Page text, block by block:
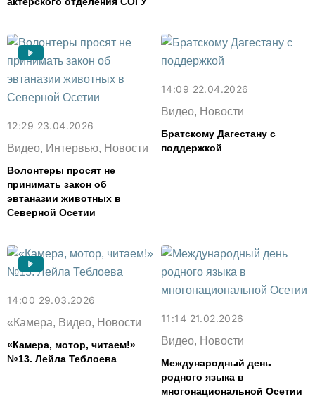
12:29 23.04.2026
Видео, Интервью, Новости
Волонтеры просят не
принимать закон об
эвтаназии животных в
Северной Осетии
14:09 22.04.2026
Видео, Новости
Братскому Дагестану с
поддержкой
14:00 29.03.2026
«Камера, Видео, Новости
«Камера, мотор, читаем!»
№13. Лейла Теблоева
11:14 21.02.2026
Видео, Новости
Международный день
родного языка в
многонациональной Осетии